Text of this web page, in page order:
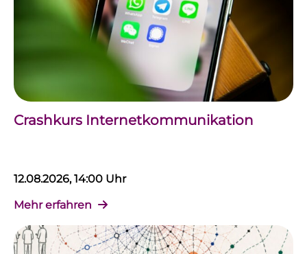
Crashkurs Internetkommunikation
12.08.2026, 14:00 Uhr
Mehr erfahren